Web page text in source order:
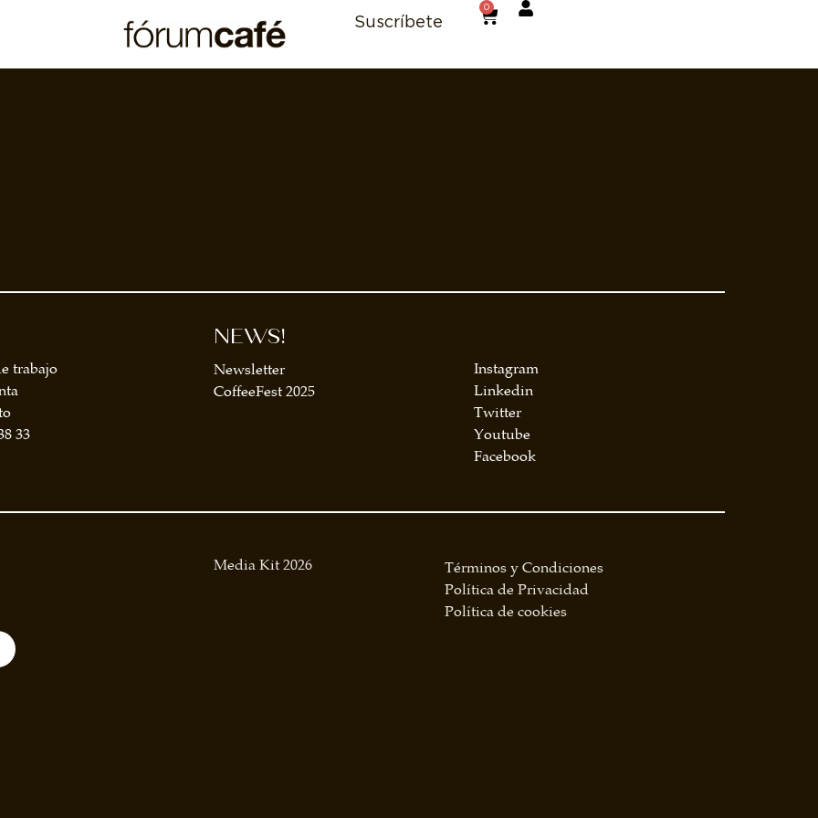
Suscríbete
0
trabajo
33
NEWS!
Newsletter
CoffeeFest 2025
Instagram
Linkedin
Twitter
Youtube
Facebook
Media Kit 2026
Términos y Condiciones
Política de Privacidad
Política de cookies